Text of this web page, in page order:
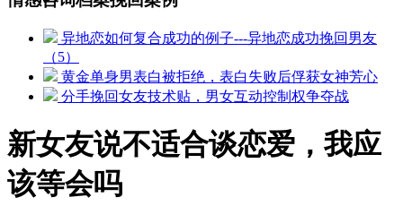
异地恋如何复合成功的例子---异地恋成功挽回男友
（5）
黄金单身男表白被拒绝，表白失败后俘获女神芳心
分手挽回女友技术贴，男女互动控制权争夺战
新女友说不适合谈恋爱，我应
该等会吗